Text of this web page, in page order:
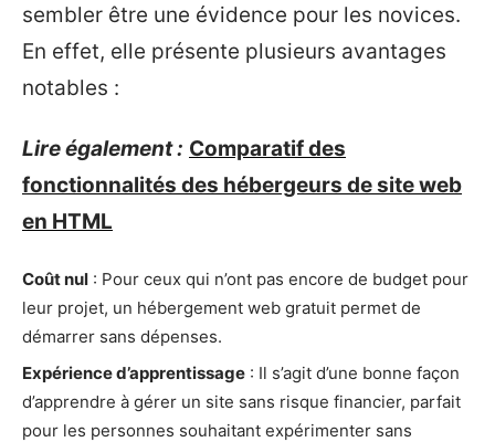
sembler être une évidence pour les novices.
En effet, elle présente plusieurs avantages
notables :
Lire également : Comparatif des
fonctionnalités des hébergeurs de site web
en HTML
Coût nul : Pour ceux qui n’ont pas encore de budget pour
leur projet, un hébergement web gratuit permet de
démarrer sans dépenses.
Expérience d’apprentissage : Il s’agit d’une bonne façon
d’apprendre à gérer un site sans risque financier, parfait
pour les personnes souhaitant expérimenter sans